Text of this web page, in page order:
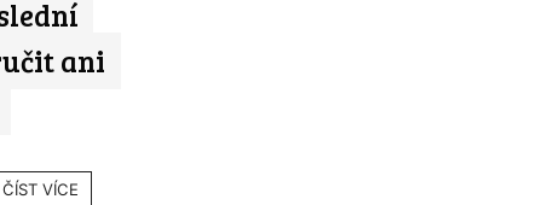
ani
ČÍST VÍCE